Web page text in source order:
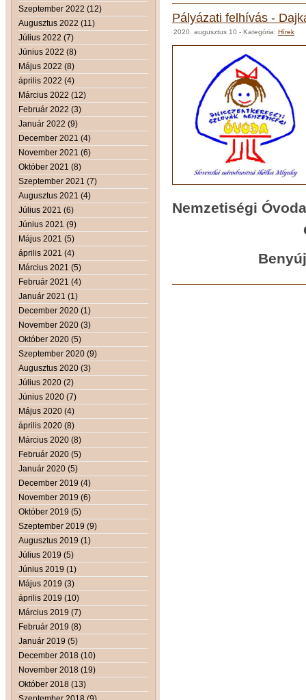
Szeptember 2022 (12)
Augusztus 2022 (11)
Július 2022 (7)
Június 2022 (8)
Május 2022 (8)
április 2022 (4)
Március 2022 (12)
Február 2022 (3)
Január 2022 (9)
December 2021 (4)
November 2021 (6)
Október 2021 (8)
Szeptember 2021 (7)
Augusztus 2021 (4)
Július 2021 (6)
Június 2021 (9)
Május 2021 (5)
április 2021 (4)
Március 2021 (5)
Február 2021 (4)
Január 2021 (1)
December 2020 (1)
November 2020 (3)
Október 2020 (5)
Szeptember 2020 (9)
Augusztus 2020 (3)
Július 2020 (2)
Június 2020 (7)
Május 2020 (4)
április 2020 (8)
Március 2020 (8)
Február 2020 (5)
Január 2020 (5)
December 2019 (4)
November 2019 (6)
Október 2019 (5)
Szeptember 2019 (9)
Augusztus 2019 (1)
Július 2019 (5)
Június 2019 (1)
Május 2019 (3)
április 2019 (10)
Március 2019 (7)
Február 2019 (8)
Január 2019 (5)
December 2018 (10)
November 2018 (19)
Október 2018 (13)
Pályázati felhívás -
2020. augusztus 10 - Kategória: Hírek
Nemzetiségi Óvoda
Benyújtási